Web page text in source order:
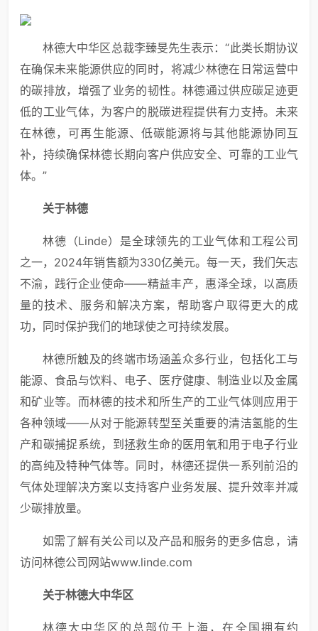
林德大中华区总裁李臻旻先生表示：“此类长期协议
在确保未来能源供应的同时，将减少林德在日常运营中
的碳排放，增强了业务的韧性。林德通过供应碳足迹更
低的工业气体，为客户的脱碳进程提供有力支持。未来
在林德，可再生能源、低碳能源将与其他能源协同互
补，持续确保林德长期向客户供应安全、可靠的工业气
体。”
关于林德
林德（Linde）是全球领先的工业气体和工程公司
之一，2024年销售额为330亿美元。每一天，我们矢志
不渝，践行企业使命——精益丰产，惠泽全球，以高质
量的技术、服务和解决方案，帮助客户取得更大的成
功，同时保护我们的地球使之可持续发展。
林德所触及的终端市场涵盖众多行业，包括化工与
能源、食品与饮料、电子、医疗健康、制造业以及金属
和矿业等。而林德的技术和所生产的工业气体则应用于
各种领域——从对于能源转型至关重要的清洁氢能的生
产和碳捕捉系统，到拯救生命的医用氧和用于电子行业
的高纯及特种气体等。同时，林德还提供一系列前沿的
气体处理解决方案以支持客户业务发展、提升效率并减
少碳排放量。
如需了解有关公司以及产品和服务的更多信息，请
访问林德公司网站www.linde.com
关于林德大中华区
林德大中华区的总部位于上海，在全国拥有约